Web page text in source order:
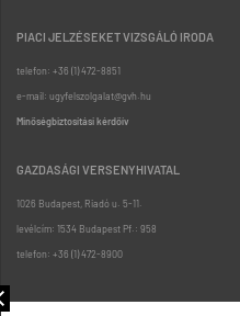
PIACI JELZÉSEKET VIZSGÁLÓ IRODA
telefon: +36 (1) 472-8851
e-mail: ugyfelszolgalat@gvh.hu
Minőségbiztosítási kérdőív
GAZDASÁGI VERSENYHIVATAL
1026 Budapest, Riadó u. 5-11.
levélcím: 1534 Budapest Pf.: 958
telefon: +36 (1) 472-8900